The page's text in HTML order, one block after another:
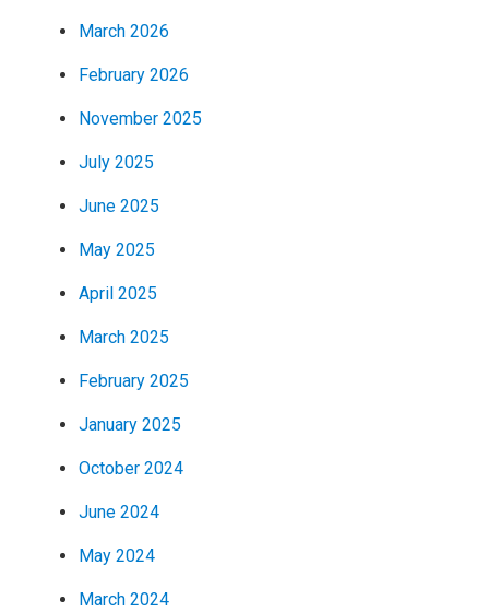
March 2026
February 2026
November 2025
July 2025
June 2025
May 2025
April 2025
March 2025
February 2025
January 2025
October 2024
June 2024
May 2024
March 2024